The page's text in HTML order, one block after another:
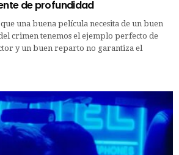
de profundidad
una buena película necesita de un buen
crimen tenemos el ejemplo perfecto de
y un buen reparto no garantiza el